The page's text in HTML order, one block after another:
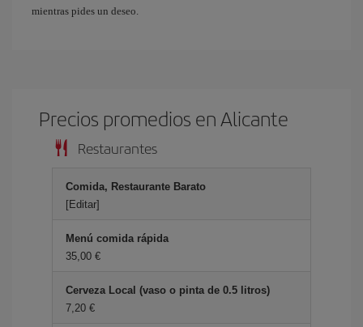
mientras pides un deseo.
Precios promedios en Alicante
Restaurantes
Comida, Restaurante Barato
[Editar]
Menú comida rápida
35,00 €
Cerveza Local (vaso o pinta de 0.5 litros)
7,20 €